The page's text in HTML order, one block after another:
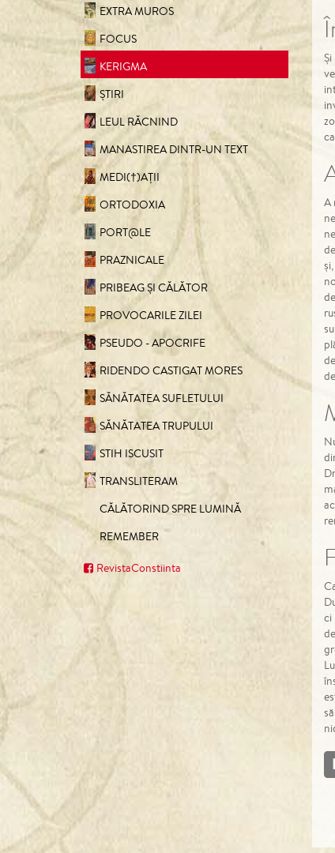
A
ci
EXTRA MUROS
FOCUS
KERIGMA
ȘTIRI
LEUL RĂCNIND
MANASTIREA DINTR-UN TEXT
MEDI(†)AȚII
ORTODOXIA
PORT@LE
PRAZNICALE
PRIBEAG ȘI CĂLĂTOR
PROVOCARILE ZILEI
PSEUDO - APOCRIFE
RIDENDO CASTIGAT MORES
SĂNĂTATEA SUFLETULUI
SĂNĂTATEA TRUPULUI
STIH ISCUSIT
TRANSLITERAM
CĂLĂTORIND SPRE LUMINĂ
REMEMBER
RevistaConstiinta